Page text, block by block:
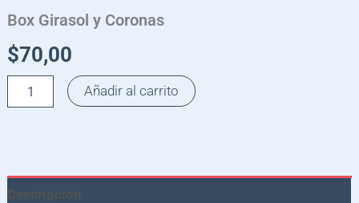
Box Girasol y Coronas
$70,00
Añadir al carrito
Descripción